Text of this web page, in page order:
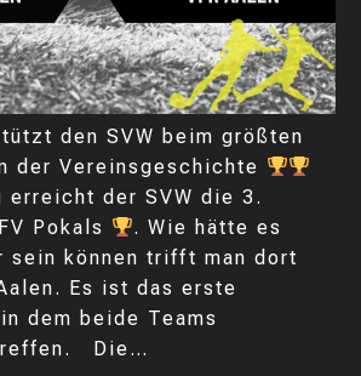
den SVW beim größten
der Vereinsgeschichte
der SVW die 3.
Pokals
. Wie hätte es
sein können trifft man dort
Es ist das erste
dem beide Teams
Die…